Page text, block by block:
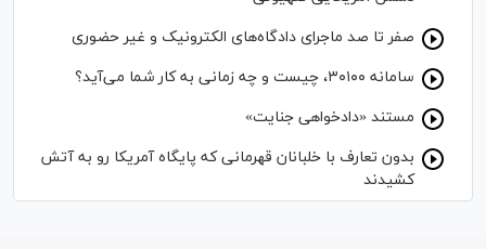
صفر تا صد ماجرای دادگاه‌های الکترونیک و غیر حضوری
سامانه ۳۰۱۰۰، چیست و چه زمانی به کار شما می‌آید؟
مستند «دادخواهی جنایت»
بدون تعارف با خلبانان قهرمانی که پایگاه آمریکا رو به آتش
کشیدند